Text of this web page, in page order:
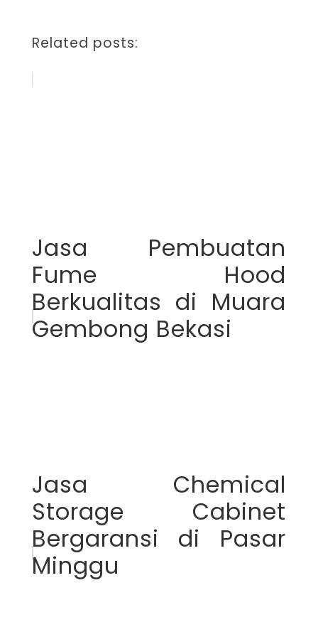
Related posts:
Jasa Pembuatan
Fume Hood
Berkualitas di Muara
Gembong Bekasi
Jasa Chemical
Storage Cabinet
Bergaransi di Pasar
Minggu